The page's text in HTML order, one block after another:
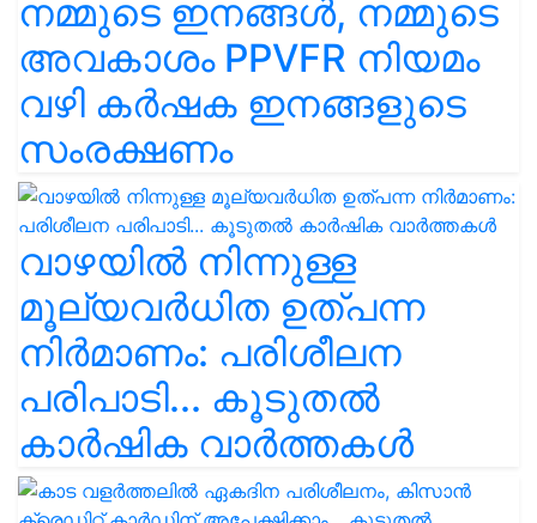
നമ്മുടെ ഇനങ്ങൾ, നമ്മുടെ
അവകാശം PPVFR നിയമം
വഴി കർഷക ഇനങ്ങളുടെ
സംരക്ഷണം
വാഴയിൽ നിന്നുള്ള
മൂല്യവർധിത ഉത്പന്ന
നിർമാണം: പരിശീലന
പരിപാടി... കൂടുതൽ
കാർഷിക വാർത്തകൾ